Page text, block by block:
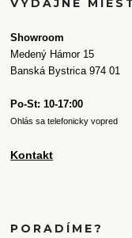
VÝDAJNÉ
Showroom
Medený Hámor 15
Banská Bystrica 974 01
Po-St: 10-17:00
Ohlás sa telefonicky vopred
Kontakt
PORADÍME?